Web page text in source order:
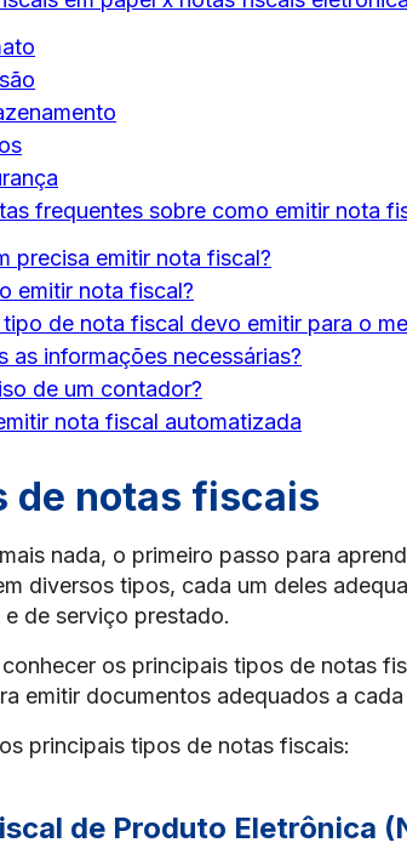
frequentes sobre como emitir nota
precisa emitir nota fiscal?
emitir nota fiscal?
tipo de nota fiscal devo emitir para o
as informações necessárias?
de um contador?
nota fiscal automatizada
de notas fiscais
nada, o primeiro passo para
diversos tipos, cada um deles
e de serviço prestado.
os principais tipos de notas
emitir documentos adequados a
principais tipos de notas fiscais:
de Produto Eletrônica